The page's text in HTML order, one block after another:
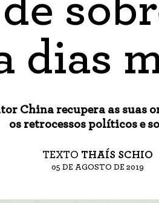
dias
China recupera as suas
os retrocessos políticos e
TEXTO THAÍS SCHIO
05 DE AGOSTO DE 2019